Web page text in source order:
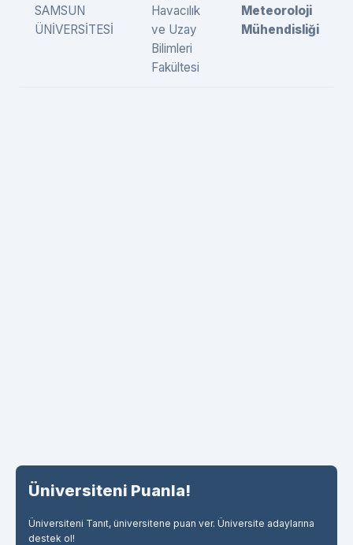
SAMSUN
ÜNİVERSİTESİ
Havacılık
ve Uzay
Bilimleri
Fakültesi
Meteoroloji
Mühendisliği
Üniversiteni Puanla!
Üniversiteni Tanıt, üniversitene puan ver. Üniversite adaylarına
destek ol!